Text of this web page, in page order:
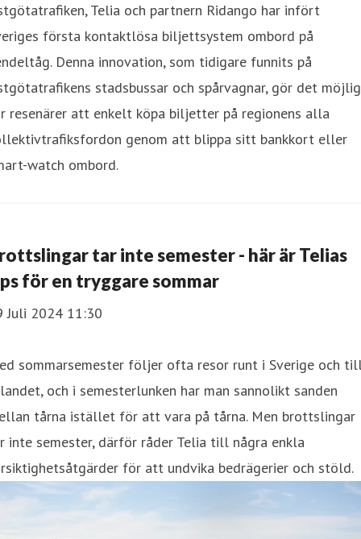
Telia och partnern Ridango har infört
första kontaktlösa biljettsystem ombord på
Denna innovation, som tidigare funnits på
stadsbussar och spårvagnar, gör det
resenärer att enkelt köpa biljetter på regionens alla
genom att blippa sitt bankkort eller
watch ombord.
tar inte semester - här är Telias
för en tryggare sommar
Juli 2024 11:30
sommarsemester följer ofta resor runt i Sverige och
och i semesterlunken har man sannolikt sanden
tårna istället för att vara på tårna. Men brottslingar
inte semester, därför råder Telia till några enkla
för att undvika bedrägerier och stöld.